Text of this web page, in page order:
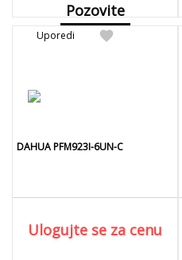
Pozovite
Detaljnije
favorite
Uporedi
DAHUA PFM923I-6UN-C
Ulogujte se za cenu